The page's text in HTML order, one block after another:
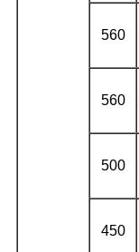
560
560
500
450